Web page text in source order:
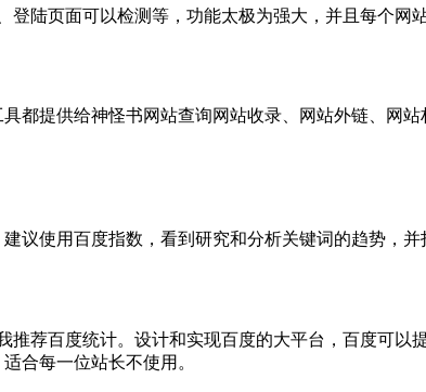
陆页面可以检测等，功能太极为强大，并且每个网
都提供给神怪书网站查询网站收录、网站外链、网
使用百度指数，看到研究和分析关键词的趋势，并
荐百度统计。设计和实现百度的大平台，百度可以
合每一位站长不使用。